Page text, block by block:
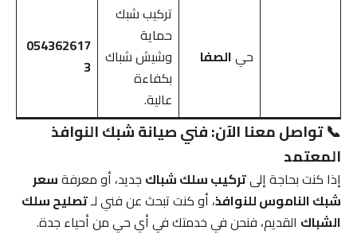
حيالصفا
تركيب شبك
حماية
وشيش شباك
بكفاءة
عالية.
054362617
3
📞 تواصل معنا الآن: فني صيانة شبك النوافذ
المعتمد
إذا كنت بحاجة إلىتركيب سلك شباك جديد، أو معرفةسعر
شبك الناموس للنوافذ، أو كنت تبحث عن فني لـتصليح سلك
الشباك القديم، فنحن في خدمتك في أي حي من أحياء جدة.